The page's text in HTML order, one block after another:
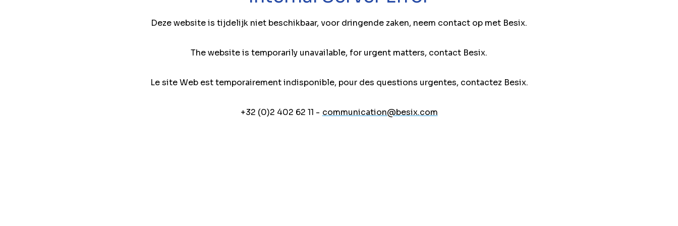
Deze website is tijdelijk niet beschikbaar, voor dringende zaken, neem contact op met Besix.
The website is temporarily unavailable, for urgent matters, contact Besix.
Le site Web est temporairement indisponible, pour des questions urgentes, contactez Besix.
+32 (0)2 402 62 11 - communication@besix.com